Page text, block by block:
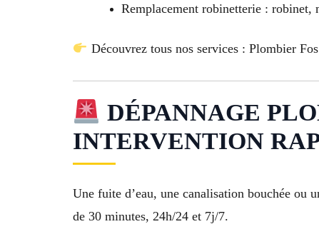
Remplacement robinetterie : robinet,
Découvrez tous nos services : Plombier
DÉPANNAGE
INTERVENTION
Une fuite d’eau, une canalisation bouchée ou
de 30 minutes, 24h/24 et 7j/7.